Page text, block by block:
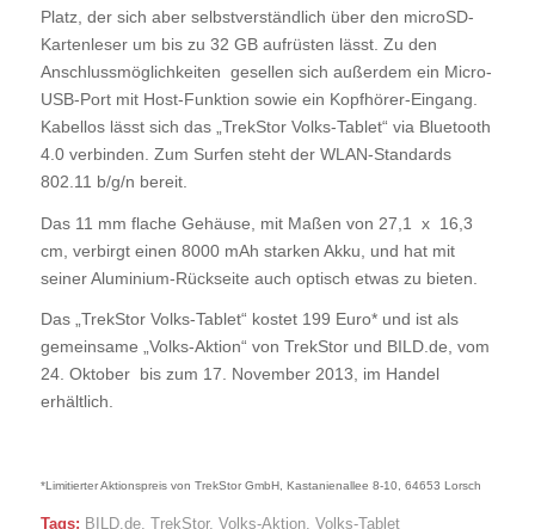
Platz, der sich aber selbstverständlich über den microSD-
Kartenleser um bis zu 32 GB aufrüsten lässt. Zu den
Anschlussmöglichkeiten gesellen sich außerdem ein Micro-
USB-Port mit Host-Funktion sowie ein Kopfhörer-Eingang.
Kabellos lässt sich das „TrekStor Volks-Tablet“ via Bluetooth
4.0 verbinden. Zum Surfen steht der WLAN-Standards
802.11 b/g/n bereit.
Das 11 mm flache Gehäuse, mit Maßen von 27,1 x 16,3
cm, verbirgt einen 8000 mAh starken Akku, und hat mit
seiner Aluminium-Rückseite auch optisch etwas zu bieten.
Das „TrekStor Volks-Tablet“ kostet 199 Euro* und ist als
gemeinsame „Volks-Aktion“ von TrekStor und BILD.de, vom
24. Oktober bis zum 17. November 2013, im Handel
erhältlich.
*Limitierter Aktionspreis von TrekStor GmbH, Kastanienallee 8-10, 64653 Lorsch
Tags: BILD.de, TrekStor, Volks-Aktion, Volks-Tablet